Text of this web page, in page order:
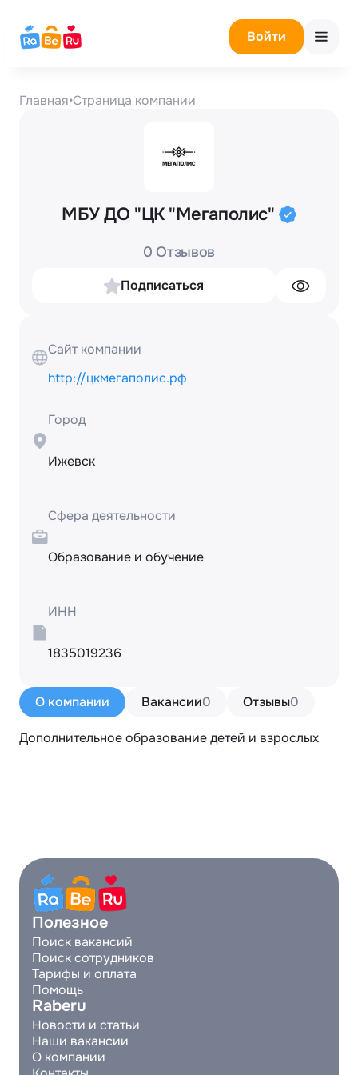
Войти
Главная•Страница компании
МБУ ДО "ЦК "Мегаполис"
0 Отзывов
Подписаться
О компании Вакансии0 Отзывы0
Дополнительное образование детей и взрослых
Сайт компании
http://цкмегаполис.рф
Город
Ижевск
Сфера деятельности
Образование и обучение
ИНН
1835019236
Полезное
Поиск вакансий
Поиск сотрудников
Тарифы и оплата
Помощь
Raberu
Новости и статьи
Наши вакансии
О компании